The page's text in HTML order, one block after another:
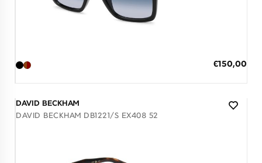
Ειδική
€150,00
DAVID BECKHAM
DAVID BECKHAM DB1221/S EX408 52